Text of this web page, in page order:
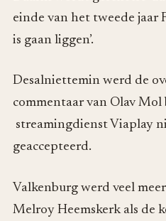
einde van het tweede jaar
is gaan liggen’.
Desalniettemin werd de
commentaar van Olav Mol
streamingdienst Viaplay
geaccepteerd.
Valkenburg werd veel
Melroy Heemskerk als de